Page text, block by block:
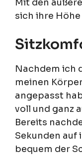
Mit den
sich ihre
Nachdem ich
meinen
angepasst
voll und ganz
Bereits
Sekunden auf
bequem der